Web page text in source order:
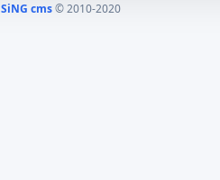
SiNG cms© 2010-2020